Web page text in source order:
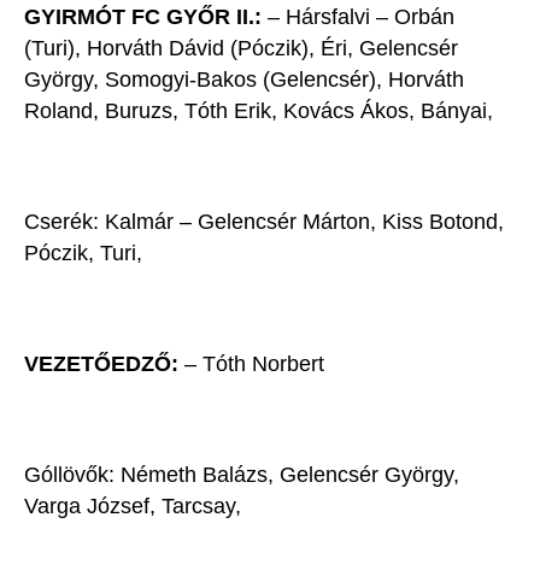
GYIRMÓT FC GYŐR II.: – Hársfalvi – Orbán
(Turi), Horváth Dávid (Póczik), Éri, Gelencsér
György, Somogyi-Bakos (Gelencsér), Horváth
Roland, Buruzs, Tóth Erik, Kovács Ákos, Bányai,
Cserék: Kalmár – Gelencsér Márton, Kiss Botond,
Póczik, Turi,
VEZETŐEDZŐ: – Tóth Norbert
Góllövők: Németh Balázs, Gelencsér György,
Varga József, Tarcsay,